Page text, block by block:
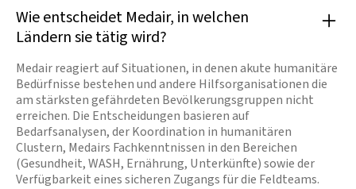
Wie entscheidet Medair, in welchen
Ländern sie tätig wird?
Medair reagiert auf Situationen, in denen akute humanitäre
Bedürfnisse bestehen und andere Hilfsorganisationen die
am stärksten gefährdeten Bevölkerungsgruppen nicht
erreichen. Die Entscheidungen basieren auf
Bedarfsanalysen, der Koordination in humanitären
Clustern, Medairs Fachkenntnissen in den Bereichen
(Gesundheit, WASH, Ernährung, Unterkünfte) sowie der
Verfügbarkeit eines sicheren Zugangs für die Feldteams.